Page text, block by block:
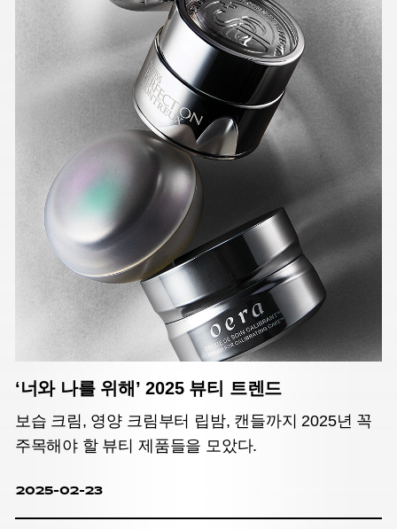
‘너와 나를 위해’ 2025 뷰티 트렌드
보습 크림, 영양 크림부터 립밤, 캔들까지 2025년 꼭
주목해야 할 뷰티 제품들을 모았다.
2025-02-23